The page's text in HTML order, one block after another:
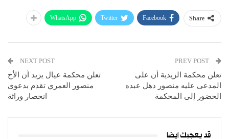
Share
Facebook
Twitter
WhatsApp
تعلن محكمة الزيدية أن على
المدعى عليه منصور دهل عبده
الحضور إلى المحكمة
NEXT POST
تعلن محكمة عيال يزيد أن الأخ
منصور العمري تقدم بدعوى
انحصار وراثة
قد يعجبك ايضا